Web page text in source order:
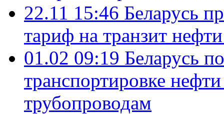
22.11 15:46 Беларусь
тариф на транзит
01.02 09:19 Беларусь
транспортировке
трубопроводам